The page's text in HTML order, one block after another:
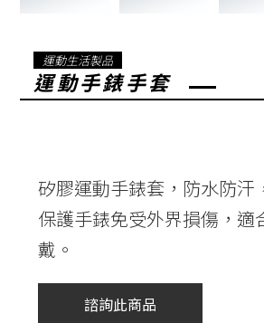
運動生活製品
運動手錶手套
矽膠運動手錶套，防水防汗
保護手錶免受外界損傷，適
戴。
諮詢此商品